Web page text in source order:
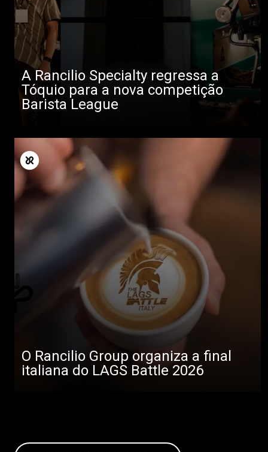
A Rancilio Specialty regressa a
Tóquio para a nova competição
Barista League
O Rancilio Group organiza a final
italiana do LAGS Battle 2026